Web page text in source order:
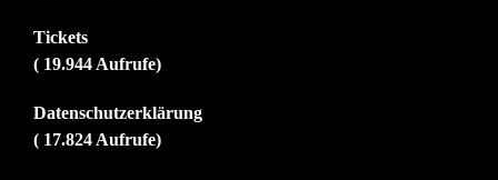
Tickets
( 19.944 Aufrufe)
Datenschutzerklärung
( 17.824 Aufrufe)